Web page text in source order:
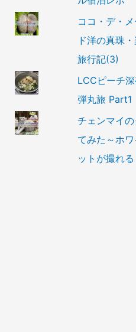
ココ・デ・
ド洋の真珠
旅行記(3)
LCCピーチ
弾丸旅 Part1
チェンマイ
てみた～ホ
ットが撮れる